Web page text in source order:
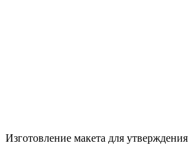
Изготовление макета для утверждения